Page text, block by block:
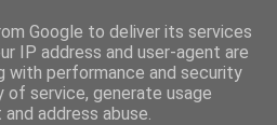
Google to deliver its services
IP address and user-agent are
with performance and security
service, generate usage
address abuse.